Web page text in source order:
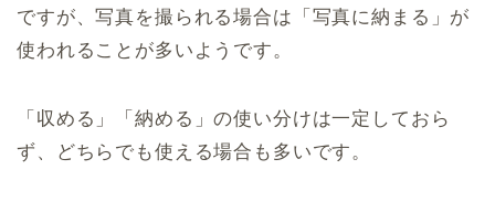
ですが、写真を撮られる場合は「写真に納まる」が
使われることが多いようです。
「収める」「納める」の使い分けは一定しておら
ず、どちらでも使える場合も多いです。